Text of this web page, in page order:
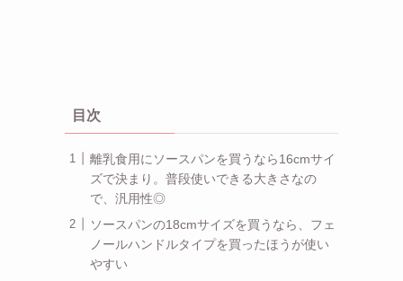
目次
離乳食用にソースパンを買うなら16cmサイ
ズで決まり。普段使いできる大きさなの
で、汎用性◎
ソースパンの18cmサイズを買うなら、フェ
ノールハンドルタイプを買ったほうが使い
やすい